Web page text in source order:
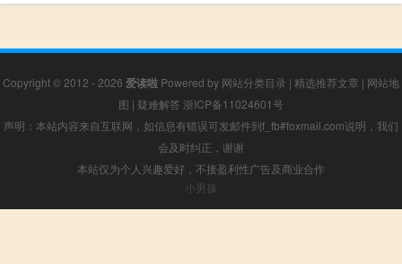
Copyright © 2012 - 2026 爱读啦 Powered by 网站分类目录 | 精选推荐文章 | 网站地
图 | 疑难解答 浙ICP备11024601号
声明：本站内容来自互联网，如信息有错误可发邮件到f_fb#foxmail.com说明，我们
会及时纠正，谢谢
本站仅为个人兴趣爱好，不接盈利性广告及商业合作
小男孩